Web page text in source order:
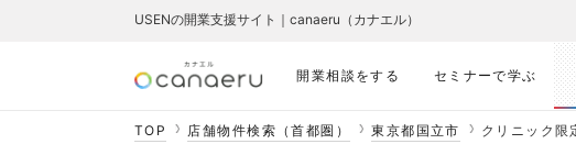
開業相談をする セミナーで学ぶ
USENの開業支援サイト｜canaeru（カナエル）
TOP 店舗物件検索（首都圏） 東京都国立市 クリニック